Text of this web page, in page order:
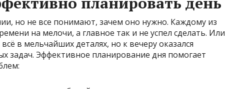
но не все понимают, зачем оно нужно. Каждому из
на мелочи, а главное так и не успел сделать. Или
в мельчайших деталях, но к вечеру оказался
задач. Эффективное планирование дня помогает